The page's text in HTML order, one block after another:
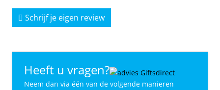
Schrijf je eigen review
Heeft u vragen?
Neem dan via één van de volgende manieren